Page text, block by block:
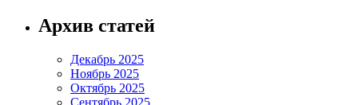
Архив статей
Декабрь 2025
Ноябрь 2025
Октябрь 2025
Сентябрь 2025